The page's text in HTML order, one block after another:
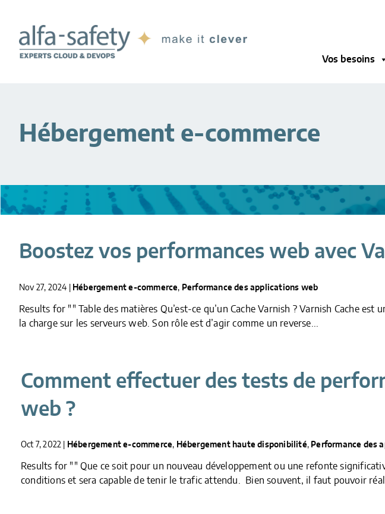
contenu
principal
pied
de
Vos besoins
Hébergement e-commerce
Boostez vos performances web avec
Nov 27, 2024 Hébergement e-commerce, Performance des applications web
Results for "" Table des matières Qu’est-ce qu’un Cache Varnish ? Varnish Cache
la charge sur les serveurs web. Son rôle est d’agir comme un reverse...
Comment effectuer des tests de
web ?
Oct 7, 2022 Hébergement e-commerce, Hébergement haute disponibilité, Performance des
Results for "" Que ce soit pour un nouveau développement ou une refonte
conditions et sera capable de tenir le trafic attendu. Bien souvent, il faut pouvoir